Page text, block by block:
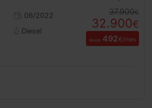
06/2022
Diesel
37.900€
32.900€
desde 492€/mes